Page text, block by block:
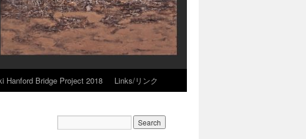
Hanford Bridge Project 2018 Links/リンク